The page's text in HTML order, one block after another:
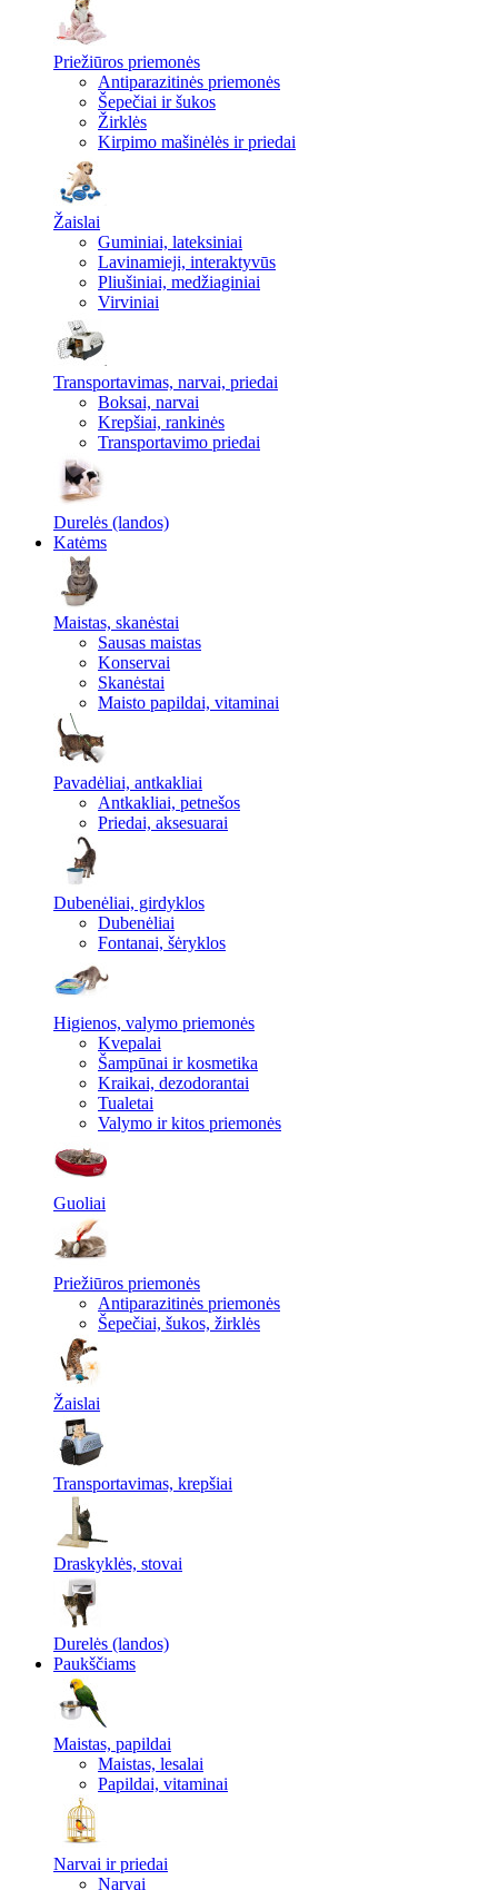
Priežiūros priemonės
Antiparazitinės priemonės
Šepečiai ir šukos
Žirklės
Kirpimo mašinėlės ir priedai
Žaislai
Guminiai, lateksiniai
Lavinamieji, interaktyvūs
Pliušiniai, medžiaginiai
Virviniai
Transportavimas, narvai, priedai
Boksai, narvai
Krepšiai, rankinės
Transportavimo priedai
Durelės (landos)
Katėms
Maistas, skanėstai
Sausas maistas
Konservai
Skanėstai
Maisto papildai, vitaminai
Pavadėliai, antkakliai
Antkakliai, petnešos
Priedai, aksesuarai
Dubenėliai, girdyklos
Dubenėliai
Fontanai, šėryklos
Higienos, valymo priemonės
Kvepalai
Šampūnai ir kosmetika
Kraikai, dezodorantai
Tualetai
Valymo ir kitos priemonės
Guoliai
Priežiūros priemonės
Antiparazitinės priemonės
Šepečiai, šukos, žirklės
Žaislai
Transportavimas, krepšiai
Draskyklės, stovai
Durelės (landos)
Paukščiams
Maistas, papildai
Maistas, lesalai
Papildai, vitaminai
Narvai ir priedai
Narvai